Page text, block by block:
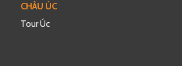
CHÂU ÚC
Tour Úc